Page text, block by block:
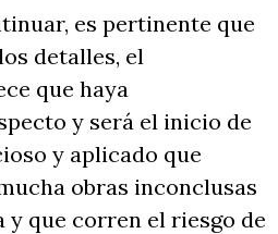
es pertinente que
detalles, el
que haya
y será el inicio de
y aplicado que
obras inconclusas
y que corren el riesgo de